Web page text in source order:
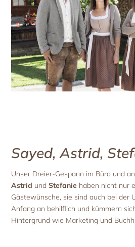
Sayed, Astrid,
Unser Dreier-Gespann im Büro und
Astrid undStefanie haben nicht nur
Gästewünsche, sie sind auch bei der
Anfang an behilflich und kümmern
Hintergrund wie Marketing und